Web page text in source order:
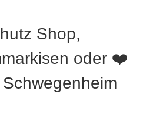
Shop,
oder ❤️